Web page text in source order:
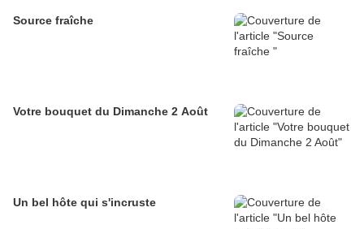
Source fraîche
Votre bouquet du Dimanche 2 Août
Un bel hôte qui s'incruste